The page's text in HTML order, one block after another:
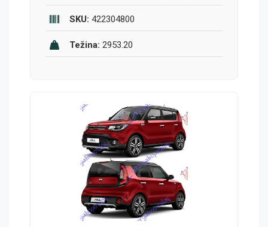
SKU: 422304800
Težina: 2953.20